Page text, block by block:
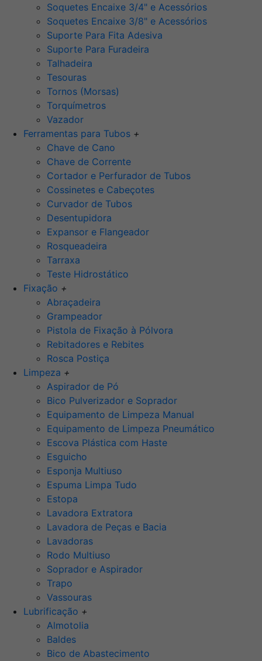
Soquetes Encaixe 3/4" e Acessórios
Soquetes Encaixe 3/8" e Acessórios
Suporte Para Fita Adesiva
Suporte Para Furadeira
Talhadeira
Tesouras
Tornos (Morsas)
Torquímetros
Vazador
Ferramentas para Tubos +
Chave de Cano
Chave de Corrente
Cortador e Perfurador de Tubos
Cossinetes e Cabeçotes
Curvador de Tubos
Desentupidora
Expansor e Flangeador
Rosqueadeira
Tarraxa
Teste Hidrostático
Fixação +
Abraçadeira
Grampeador
Pistola de Fixação à Pólvora
Rebitadores e Rebites
Rosca Postiça
Limpeza +
Aspirador de Pó
Bico Pulverizador e Soprador
Equipamento de Limpeza Manual
Equipamento de Limpeza Pneumático
Escova Plástica com Haste
Esguicho
Esponja Multiuso
Espuma Limpa Tudo
Estopa
Lavadora Extratora
Lavadora de Peças e Bacia
Lavadoras
Rodo Multiuso
Soprador e Aspirador
Trapo
Vassouras
Lubrificação +
Almotolia
Baldes
Bico de Abastecimento